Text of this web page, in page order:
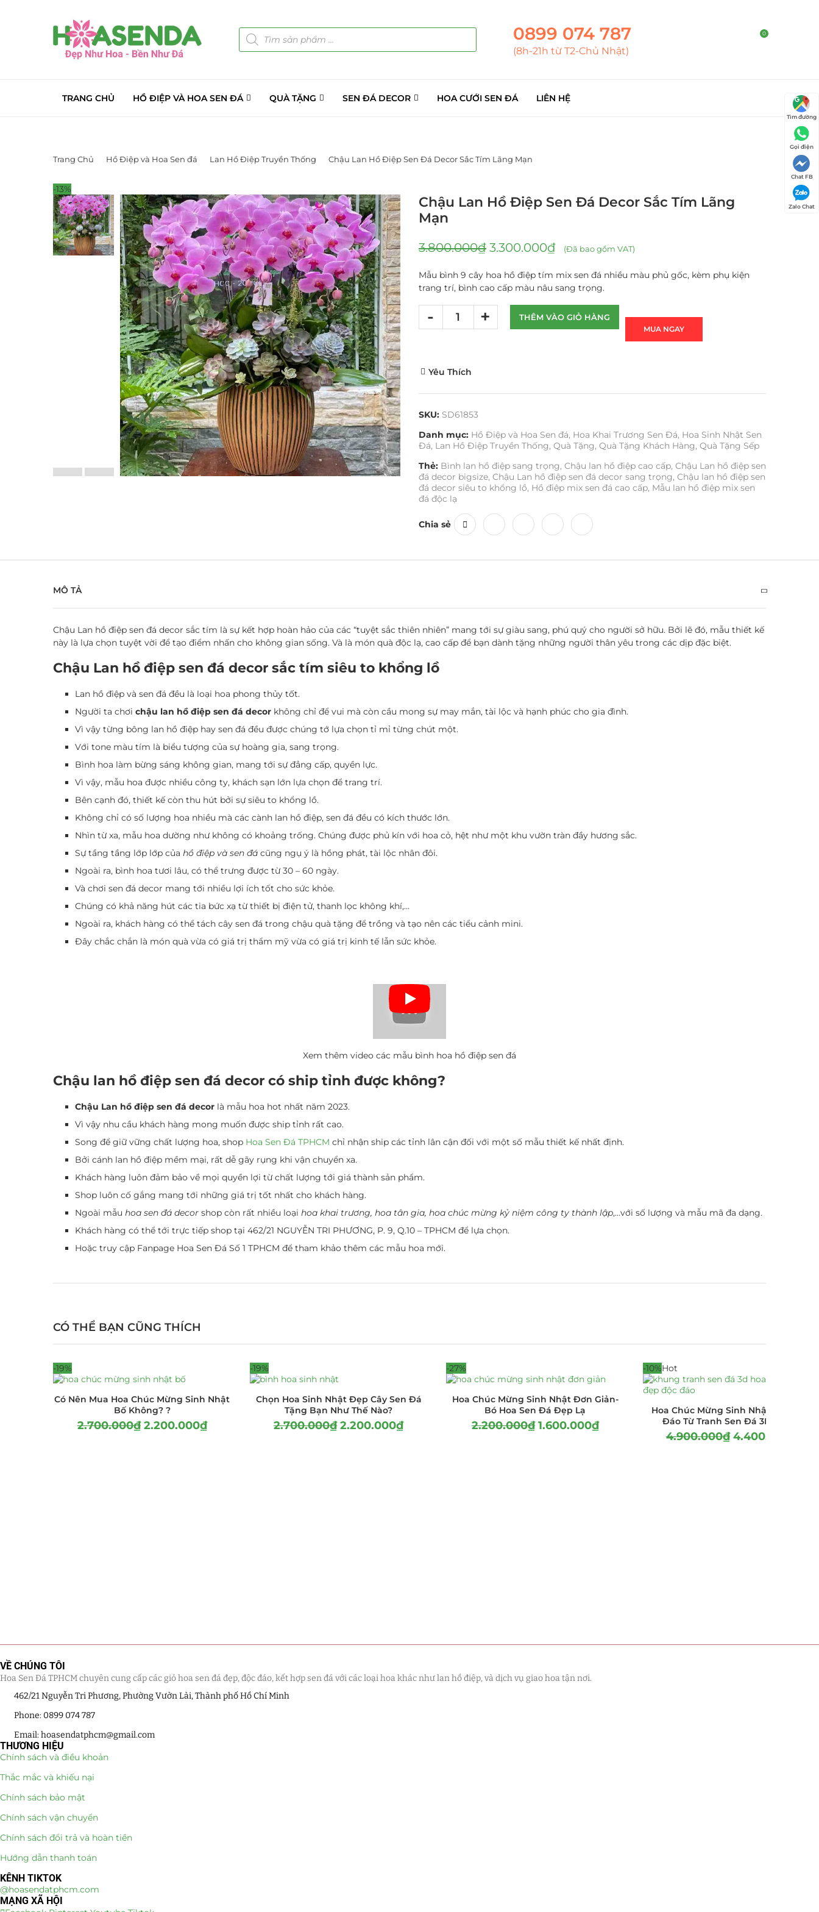
0899 074 787
(8h-21h từ T2-Chủ Nhật)
0
TRANG CHỦ HỒ ĐIỆP VÀ HOA SEN ĐÁ QUÀ TẶNG SEN ĐÁ DECOR HOA CƯỚI SEN ĐÁ LIÊN HỆ
Trang Chủ Hồ Điệp và Hoa Sen đá Lan Hồ Điệp Truyền Thống Chậu Lan Hồ Điệp Sen Đá Decor Sắc Tím Lãng Mạn
-13%
Chậu Lan Hồ Điệp Sen Đá Decor Sắc Tím Lãng
Mạn
3.800.000₫ 3.300.000₫ (Đã bao gồm VAT)
Mẫu bình 9 cây hoa hồ điệp tím mix sen đá nhiều màu phủ gốc, kèm phụ kiện
trang trí, bình cao cấp màu nâu sang trọng.
THÊM VÀO GIỎ HÀNG
MUA NGAY
Yêu Thích
SKU: SD61853
Danh mục: Hồ Điệp và Hoa Sen đá, Hoa Khai Trương Sen Đá, Hoa Sinh Nhật Sen
Đá, Lan Hồ Điệp Truyền Thống, Quà Tặng, Quà Tặng Khách Hàng, Quà Tặng Sếp
Thẻ: Bình lan hồ điệp sang trọng, Chậu lan hồ điệp cao cấp, Chậu Lan hồ điệp sen
đá decor bigsize, Chậu Lan hồ điệp sen đá decor sang trọng, Chậu lan hồ điệp sen
đá decor siêu to khổng lồ, Hồ điệp mix sen đá cao cấp, Mẫu lan hồ điệp mix sen
đá độc lạ
Chia sẻ
MÔ TẢ
Chậu Lan hồ điệp sen đá decor sắc tím là sự kết hợp hoàn hảo của các “tuyệt sắc thiên nhiên” mang tới sự giàu sang, phú quý cho người sở hữu. Bởi lẽ đó, mẫu thiết kế
này là lựa chọn tuyệt vời để tạo điểm nhấn cho không gian sống. Và là món quà độc lạ, cao cấp để bạn dành tặng những người thân yêu trong các dịp đặc biệt.
Chậu Lan hồ điệp sen đá decor sắc tím siêu to khổng lồ
Lan hồ điệp và sen đá đều là loại hoa phong thủy tốt.
Người ta chơi chậu lan hồ điệp sen đá decor không chỉ để vui mà còn cầu mong sự may mắn, tài lộc và hạnh phúc cho gia đình.
Vì vậy từng bông lan hồ điệp hay sen đá đều được chúng tớ lựa chọn tỉ mỉ từng chút một.
Với tone màu tím là biểu tượng của sự hoàng gia, sang trọng.
Bình hoa làm bừng sáng không gian, mang tới sự đẳng cấp, quyền lực.
Vì vậy, mẫu hoa được nhiều công ty, khách sạn lớn lựa chọn để trang trí.
Bên cạnh đó, thiết kế còn thu hút bởi sự siêu to khổng lồ.
Không chỉ có số lượng hoa nhiều mà các cành lan hồ điệp, sen đá đều có kích thước lớn.
Nhìn từ xa, mẫu hoa dường như không có khoảng trống. Chúng được phủ kín với hoa cỏ, hệt như một khu vườn tràn đầy hương sắc.
Sự tầng tầng lớp lớp của hồ điệp và sen đá cũng ngụ ý là hồng phát, tài lộc nhân đôi.
Ngoài ra, bình hoa tươi lâu, có thể trưng được từ 30 – 60 ngày.
Và chơi sen đá decor mang tới nhiều lợi ích tốt cho sức khỏe.
Chúng có khả năng hút các tia bức xạ từ thiết bị điện tử, thanh lọc không khí,…
Ngoài ra, khách hàng có thể tách cây sen đá trong chậu quà tặng để trồng và tạo nên các tiểu cảnh mini.
Đây chắc chắn là món quà vừa có giá trị thẩm mỹ vừa có giá trị kinh tế lẫn sức khỏe.
Xem thêm video các mẫu bình hoa hồ điệp sen đá
Chậu lan hồ điệp sen đá decor có ship tỉnh được không?
Chậu Lan hồ điệp sen đá decor là mẫu hoa hot nhất năm 2023.
Vì vậy nhu cầu khách hàng mong muốn được ship tỉnh rất cao.
Song để giữ vững chất lượng hoa, shop Hoa Sen Đá TPHCM chỉ nhận ship các tỉnh lân cận đối với một số mẫu thiết kế nhất định.
Bởi cánh lan hồ điệp mềm mại, rất dễ gãy rụng khi vận chuyển xa.
Khách hàng luôn đảm bảo về mọi quyền lợi từ chất lượng tới giá thành sản phẩm.
Shop luôn cố gắng mang tới những giá trị tốt nhất cho khách hàng.
Ngoài mẫu hoa sen đá decor shop còn rất nhiều loại hoa khai trương, hoa tân gia, hoa chúc mừng kỷ niệm công ty thành lập,…với số lượng và mẫu mã đa dạng.
Khách hàng có thể tới trực tiếp shop tại 462/21 NGUYỄN TRI PHƯƠNG, P. 9, Q.10 – TPHCM để lựa chọn.
Hoặc truy cập Fanpage Hoa Sen Đá Số 1 TPHCM để tham khảo thêm các mẫu hoa mới.
CÓ THỂ BẠN CŨNG THÍCH
-19%
Có Nên Mua Hoa Chúc Mừng Sinh Nhật
Bố Không? ?
2.700.000₫ 2.200.000₫
-19%
Chọn Hoa Sinh Nhật Đẹp Cây Sen Đá
Tặng Bạn Như Thế Nào?
2.700.000₫ 2.200.000₫
-27%
Hoa Chúc Mừng Sinh Nhật Đơn Giản-
Bó Hoa Sen Đá Đẹp Lạ
2.200.000₫ 1.600.000₫
-10%Hot
Hoa Chúc Mừng Sinh Nhật Đẹp Độc
Đáo Từ Tranh Sen Đá 3D Decor
4.900.000₫ 4.400.000
VỀ CHÚNG TÔI
Hoa Sen Đá TPHCM chuyên cung cấp các giỏ hoa sen đá đẹp, độc đáo, kết hợp sen đá với các loại hoa khác như lan hồ điệp, và dịch vụ giao hoa tận nơi.
462/21 Nguyễn Tri Phương, Phường Vườn Lài, Thành phố Hồ Chí Minh
Phone: 0899 074 787
Email: hoasendatphcm@gmail.com
THƯƠNG HIỆU
Chính sách và điều khoản
Thắc mắc và khiếu nại
Chính sách bảo mật
Chính sách vận chuyển
Chính sách đổi trả và hoàn tiền
Hướng dẫn thanh toán
KÊNH TIKTOK
@hoasendatphcm.com
MẠNG XÃ HỘI
Tìm đường
Gọi điện
Chat FB
Zalo Chat